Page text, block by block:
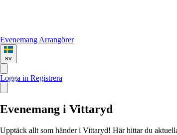
Evenemang Arrangörer
sv
Logga in Registrera
Evenemang i Vittaryd
Upptäck allt som händer i Vittaryd! Här hittar du